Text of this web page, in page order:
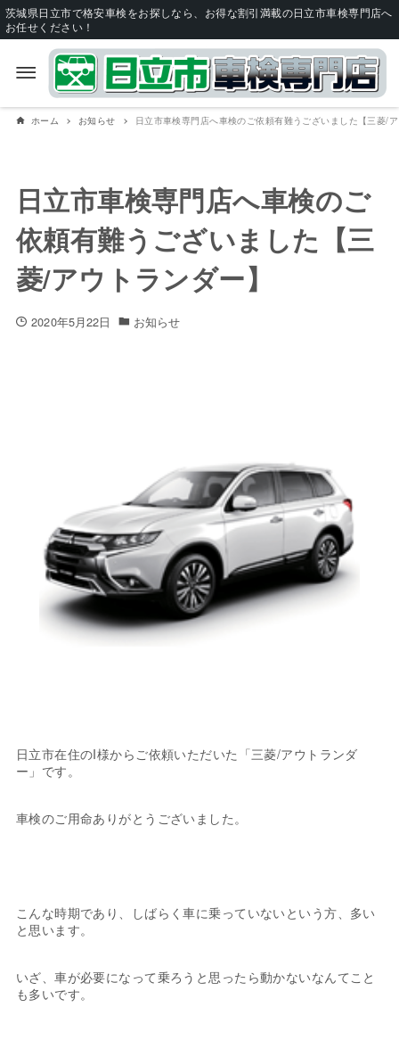
茨城県日立市で格安車検をお探しなら、お得な割引満載の日立市車検専門店へ
お任せください！
ホーム お知らせ 日立市車検専門店へ車検のご依頼有難うございました【三菱/
日立市車検専門店へ車検のご
依頼有難うございました【三
菱/アウトランダー】
2020年5月22日 お知らせ
日立市在住のI様からご依頼いただいた「三菱/アウトランダ
ー」です。
車検のご用命ありがとうございました。
こんな時期であり、しばらく車に乗っていないという方、多い
と思います。
いざ、車が必要になって乗ろうと思ったら動かないなんてこと
も多いです。